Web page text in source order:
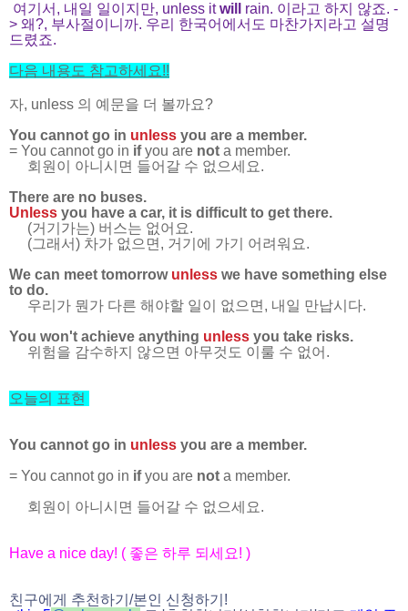
여기서, 내일 일이지만, unless itwill rain. 이라고 하지 않죠. -
> 왜?, 부사절이니까. 우리 한국어에서도 마찬가지라고 설명
드렸죠.
다음 내용도 참고하세요!!
자, unless 의 예문을 더 볼까요?
You cannot go in unless you are a member.
= You cannot go in ifyou are not a member.
회원이 아니시면 들어갈 수 없으세요.
There are no buses.
Unless you have a car, it is difficult to get there.
(거기가는) 버스는 없어요.
(그래서) 차가 없으면, 거기에 가기 어려워요.
We can meet tomorrow unless we have something else
to do.
우리가 뭔가 다른 해야할 일이 없으면, 내일 만납시다.
You won't achieve anything unless you take risks.
위험을 감수하지 않으면 아무것도 이룰 수 없어.
오늘의 표현
You cannot go in unless you are a member.
= You cannot go in ifyou are not a member.
회원이 아니시면 들어갈 수 없으세요.
Have a nice day! ( 좋은 하루 되세요! )
친구에게 추천하기 /본인 신청하기 !